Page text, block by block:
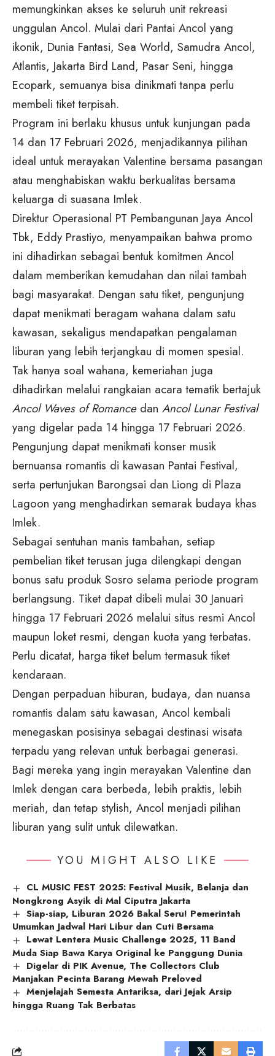
memungkinkan akses ke seluruh unit rekreasi
unggulan Ancol. Mulai dari Pantai Ancol yang
ikonik, Dunia Fantasi, Sea World, Samudra Ancol,
Atlantis, Jakarta Bird Land, Pasar Seni, hingga
Ecopark, semuanya bisa dinikmati tanpa perlu
membeli tiket terpisah.
Program ini berlaku khusus untuk kunjungan pada
14 dan 17 Februari 2026, menjadikannya pilihan
ideal untuk merayakan Valentine bersama pasangan
atau menghabiskan waktu berkualitas bersama
keluarga di suasana Imlek.
Direktur Operasional PT Pembangunan Jaya Ancol
Tbk, Eddy Prastiyo, menyampaikan bahwa promo
ini dihadirkan sebagai bentuk komitmen Ancol
dalam memberikan kemudahan dan nilai tambah
bagi masyarakat. Dengan satu tiket, pengunjung
dapat menikmati beragam wahana dalam satu
kawasan, sekaligus mendapatkan pengalaman
liburan yang lebih terjangkau di momen spesial.
Tak hanya soal wahana, kemeriahan juga
dihadirkan melalui rangkaian acara tematik bertajuk
Ancol Waves of Romancedan Ancol Lunar Festival
yang digelar pada 14 hingga 17 Februari 2026.
Pengunjung dapat menikmati konser musik
bernuansa romantis di kawasan Pantai Festival,
serta pertunjukan Barongsai dan Liong di Plaza
Lagoon yang menghadirkan semarak budaya khas
Imlek.
Sebagai sentuhan manis tambahan, setiap
pembelian tiket terusan juga dilengkapi dengan
bonus satu produk Sosro selama periode program
berlangsung. Tiket dapat dibeli mulai 30 Januari
hingga 17 Februari 2026 melalui situs resmi Ancol
maupun loket resmi, dengan kuota yang terbatas.
Perlu dicatat, harga tiket belum termasuk tiket
kendaraan.
Dengan perpaduan hiburan, budaya, dan nuansa
romantis dalam satu kawasan, Ancol kembali
menegaskan posisinya sebagai destinasi wisata
terpadu yang relevan untuk berbagai generasi.
Bagi mereka yang ingin merayakan Valentine dan
Imlek dengan cara berbeda, lebih praktis, lebih
meriah, dan tetap stylish, Ancol menjadi pilihan
liburan yang sulit untuk dilewatkan.
YOU MIGHT ALSO LIKE
CL MUSIC FEST 2025: Festival Musik, Belanja dan
Nongkrong Asyik di Mal Ciputra Jakarta
Siap-siap, Liburan 2026 Bakal Seru! Pemerintah
Umumkan Jadwal Hari Libur dan Cuti Bersama
Lewat Lentera Music Challenge 2025, 11 Band
Muda Siap Bawa Karya Original ke Panggung Dunia
Digelar di PIK Avenue, The Collectors Club
Manjakan Pecinta Barang Mewah Preloved
Menjelajah Semesta Antariksa, dari Jejak Arsip
hingga Ruang Tak Berbatas